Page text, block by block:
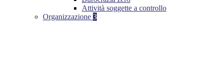
Attività soggette a controllo
Organizzazione 3